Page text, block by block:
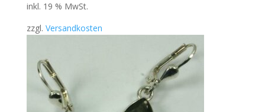
inkl. 19 % MwSt.
zzgl. Versandkosten